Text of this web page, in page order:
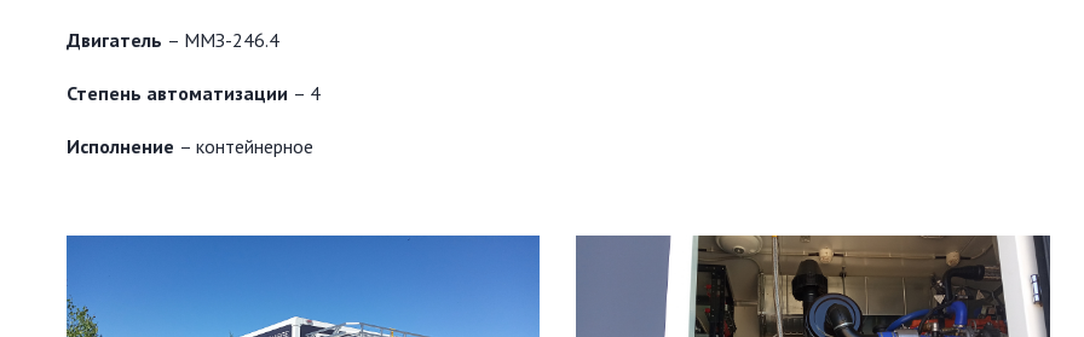
Двигатель – ММЗ-246.4
Степень автоматизации – 4
Исполнение – контейнерное